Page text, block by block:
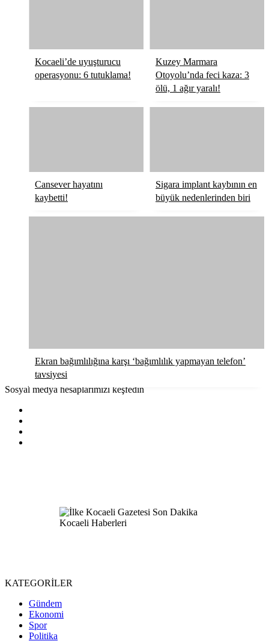
Kocaeli’de uyuşturucu
operasyonu: 6 tutuklama!
Kuzey Marmara
Otoyolu’nda feci kaza: 3
ölü, 1 ağır yaralı!
Cansever hayatını
kaybetti!
Sigara implant kaybının en
büyük nedenlerinden biri
Ekran bağımlılığına karşı ‘bağımlılık yapmayan telefon’
tavsiyesi
Sosyal medya hesaplarımızı keşfedin
KATEGORİLER
Gündem
Ekonomi
Spor
Politika